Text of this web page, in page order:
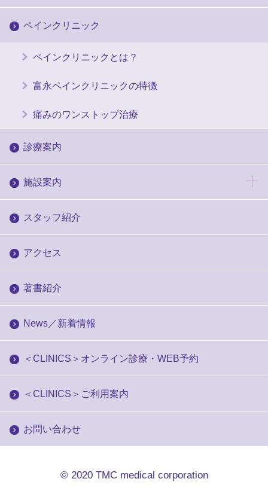
ペインクリニック
ペインクリニックとは？
富永ペインクリニックの特徴
痛みのワンストップ治療
診療案内
施設案内
スタッフ紹介
アクセス
著書紹介
News／新着情報
＜CLINICS＞オンライン診療・WEB予約
＜CLINICS＞ご利用案内
お問い合わせ
© 2020 TMC medical corporation